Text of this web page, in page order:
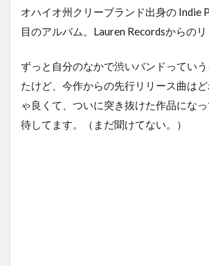
オハイオ州クリーブランド出身の Indie
目のアルバム。Lauren Recordsからのリ
ずっと自分のなかで渋いバンドってい
たけど、今作からの先行リリース曲は
ゃ良くて、ついに突き抜けた作品にな
待してます。（まだ聞けてない。）